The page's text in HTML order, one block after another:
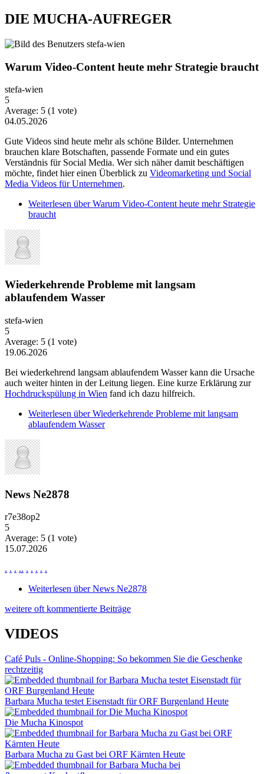
DIE MUCHA-AUFREGER
Warum Video-Content heute mehr Strategie braucht
stefa-wien
5
Average: 5 (1 vote)
04.05.2026
Gute Videos sind heute mehr als schöne Bilder. Unternehmen
brauchen klare Botschaften, passende Formate und ein gutes
Verständnis für Social Media. Wer sich näher damit beschäftigen
möchte, findet hier einen Überblick zu Videomarketing und Social
Media Videos für Unternehmen.
Weiterlesen über Warum Video-Content heute mehr Strategie
braucht
Wiederkehrende Probleme mit langsam
ablaufendem Wasser
stefa-wien
5
Average: 5 (1 vote)
19.06.2026
Bei wiederkehrend langsam ablaufendem Wasser kann die Ursache
auch weiter hinten in der Leitung liegen. Eine kurze Erklärung zur
Hochdruckspülung in Wien fand ich dazu hilfreich.
Weiterlesen über Wiederkehrende Probleme mit langsam
ablaufendem Wasser
News Ne2878
r7e38op2
5
Average: 5 (1 vote)
15.07.2026
. . . .. . . . . .
Weiterlesen über News Ne2878
weitere oft kommentierte Beiträge
VIDEOS
Café Puls - Online-Shopping: So bekommen Sie die Geschenke
rechtzeitig
Barbara Mucha testet Eisenstadt für ORF Burgenland Heute
Die Mucha Kinospot
Barbara Mucha zu Gast bei ORF Kärnten Heute